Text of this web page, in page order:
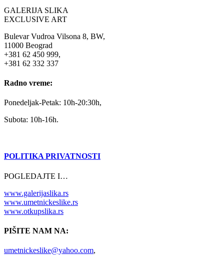
GALERIJA SLIKA
EXCLUSIVE ART
Bulevar Vudroa Vilsona 8, BW,
11000 Beograd
+381 62 450 999,
+381 62 332 337
Radno vreme:
Ponedeljak-Petak: 10h-20:30h,
Subota: 10h-16h.
POLITIKA PRIVATNOSTI
POGLEDAJTE I…
www.galerijaslika.rs
www.umetnickeslike.rs
www.otkupslika.rs
PIŠITE NAM NA:
umetnickeslike@yahoo.com,